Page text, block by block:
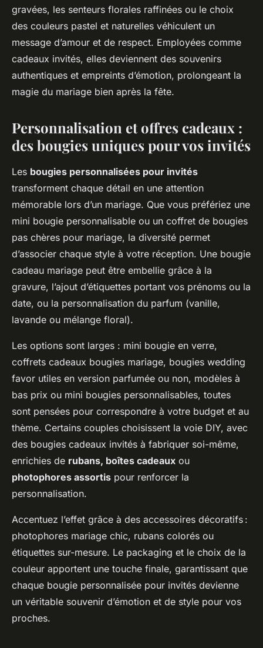
gravées, les senteurs florales raffinées ou le choix
des couleurs pastel et naturelles véhiculent un
message d’amour et de respect. Employées comme
cadeaux invités, elles deviennent des souvenirs
authentiques et empreints d’émotion, prolongeant la
magie du mariage bien après la fête.
Personnalisation et offres cadeaux :
des bougies uniques pour vos invités
Les bougies personnalisées pour invités
transforment chaque détail en une attention
mémorable lors d’un mariage. Que vous préfériez une
mini bougie personnalisable ou un coffret de bougies
pas chères pour mariage, la diversité permet
d’associer chaque style à votre réception. Une bougie
cadeau mariage peut être embellie grâce à la
gravure, l’ajout d’étiquettes portant vos prénoms ou la
date, ou la personnalisation du parfum (vanille,
lavande ou mélange floral).
Les options sont larges : mini bougie en verre,
coffrets cadeaux bougies mariage, bougies wedding
favor utiles en version parfumée ou non, modèles à
bas prix ou mini bougies personnalisables, toutes
sont pensées pour correspondre à votre budget et au
thème. Certains couples choisissent la voie DIY, avec
des bougies cadeaux invités à fabriquer soi-même,
enrichies de rubans, boîtes cadeaux ou
photophores assortis pour renforcer la
personnalisation.
Accentuez l’effet grâce à des accessoires décoratifs :
photophores mariage chic, rubans colorés ou
étiquettes sur-mesure. Le packaging et le choix de la
couleur apportent une touche finale, garantissant que
chaque bougie personnalisée pour invités devienne
un véritable souvenir d’émotion et de style pour vos
proches.